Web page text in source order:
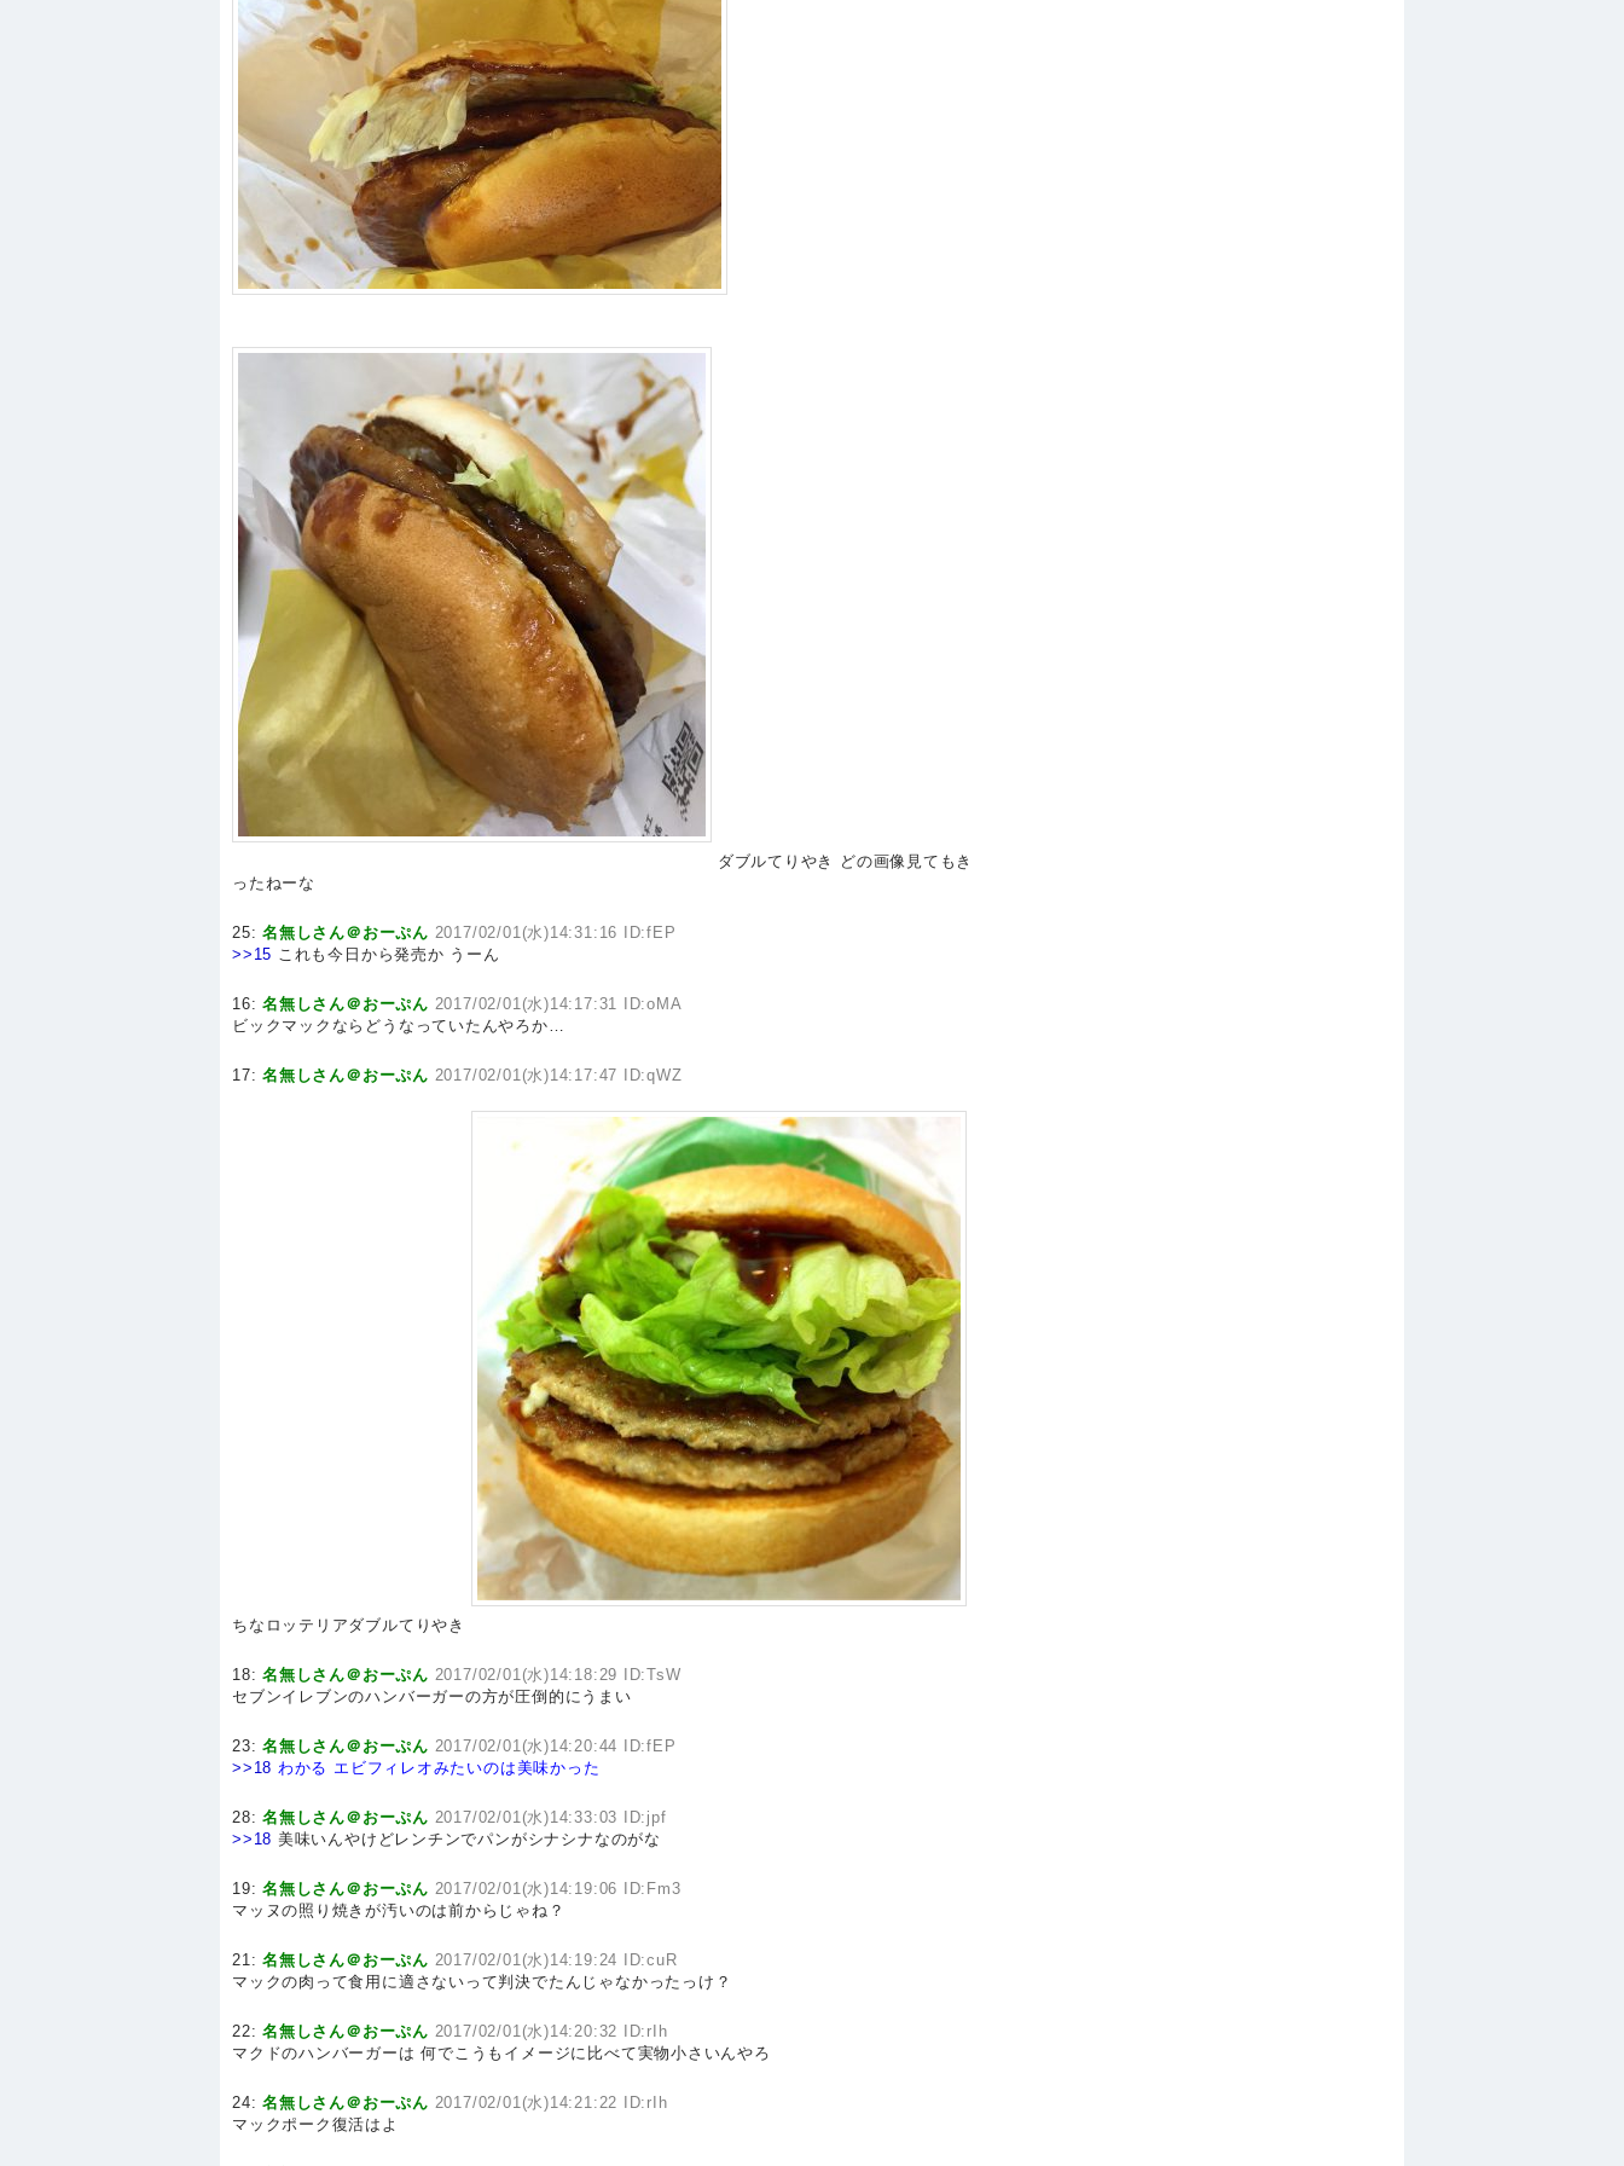
ダブルてりやき どの画像見てもき
ったねーな
25:名無しさん＠おーぷん 2017/02/01(水)14:31:16 ID:fEP
>>15 これも今日から発売か うーん
16:名無しさん＠おーぷん 2017/02/01(水)14:17:31 ID:oMA
ビックマックならどうなっていたんやろか…
17:名無しさん＠おーぷん 2017/02/01(水)14:17:47 ID:qWZ
ちなロッテリアダブルてりやき
18:名無しさん＠おーぷん 2017/02/01(水)14:18:29 ID:TsW
セブンイレブンのハンバーガーの方が圧倒的にうまい
23:名無しさん＠おーぷん 2017/02/01(水)14:20:44 ID:fEP
>>18 わかる エビフィレオみたいのは美味かった
28:名無しさん＠おーぷん 2017/02/01(水)14:33:03 ID:jpf
>>18 美味いんやけどレンチンでパンがシナシナなのがな
19:名無しさん＠おーぷん 2017/02/01(水)14:19:06 ID:Fm3
マッヌの照り焼きが汚いのは前からじゃね？
21:名無しさん＠おーぷん 2017/02/01(水)14:19:24 ID:cuR
マックの肉って食用に適さないって判決でたんじゃなかったっけ？
22:名無しさん＠おーぷん 2017/02/01(水)14:20:32 ID:rIh
マクドのハンバーガーは 何でこうもイメージに比べて実物小さいんやろ
24:名無しさん＠おーぷん 2017/02/01(水)14:21:22 ID:rIh
マックポーク復活はよ